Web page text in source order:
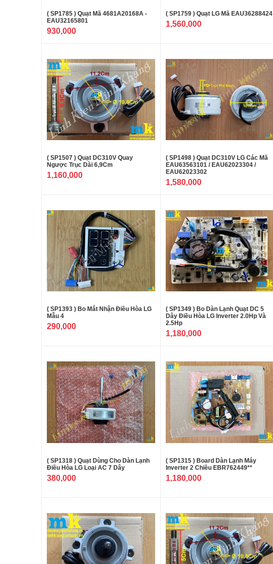
( SP1785 ) Quạt Mã 4681A20168A -
EAU32165801
930,000
( SP1759 ) Quạt LG Mã EAU36288424
1,560,000
( SP1507 ) Quạt DC310V Quay
Ngược Trục Dài 6,9Cm
1,160,000
( SP1498 ) Quạt DC310V LG Các Mã
EAU63563101 / EAU62023304 /
EAU62023302
1,580,000
( SP1393 ) Bo Mắt Nhận Điều Hòa LG
Mẫu 4
290,000
( SP1349 ) Bo Dàn Lạnh Quạt DC 5
Dây Điều Hòa LG Inverter 2.0Hp Và
2.5Hp
1,180,000
( SP1318 ) Quạt Dùng Cho Dàn Lạnh
Điều Hòa LG Loại AC 7 Dây
380,000
( SP1315 ) Board Dàn Lạnh Máy
Inverter 2 Chiều EBR762449**
1,180,000